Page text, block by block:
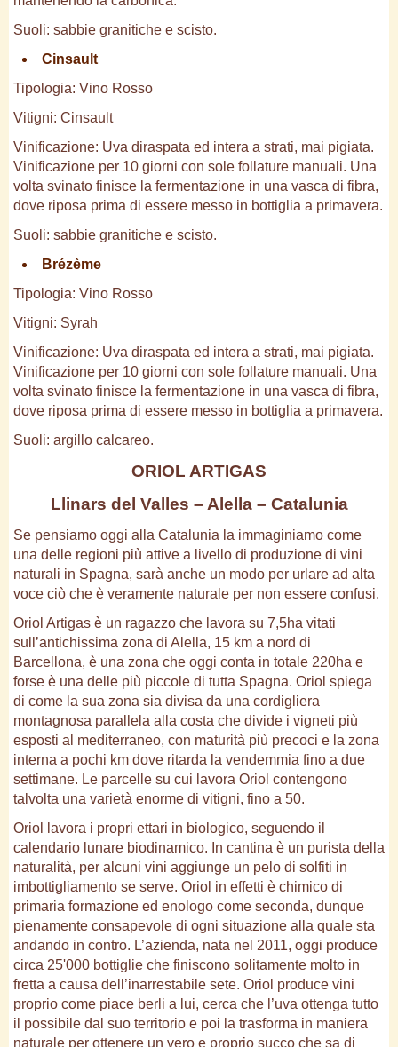
Suoli: sabbie granitiche e scisto.
Cinsault
Tipologia: Vino Rosso
Vitigni: Cinsault
Vinificazione: Uva diraspata ed intera a strati, mai pigiata.
Vinificazione per 10 giorni con sole follature manuali. Una
volta svinato finisce la fermentazione in una vasca di fibra,
dove riposa prima di essere messo in bottiglia a primavera.
Suoli: sabbie granitiche e scisto.
Brézème
Tipologia: Vino Rosso
Vitigni: Syrah
Vinificazione: Uva diraspata ed intera a strati, mai pigiata.
Vinificazione per 10 giorni con sole follature manuali. Una
volta svinato finisce la fermentazione in una vasca di fibra,
dove riposa prima di essere messo in bottiglia a primavera.
Suoli: argillo calcareo.
ORIOL ARTIGAS
Llinars del Valles – Alella – Catalunia
Se pensiamo oggi alla Catalunia la immaginiamo come
una delle regioni più attive a livello di produzione di vini
naturali in Spagna, sarà anche un modo per urlare ad alta
voce ciò che è veramente naturale per non essere confusi.
Oriol Artigas è un ragazzo che lavora su 7,5ha vitati
sull’antichissima zona di Alella, 15 km a nord di
Barcellona, è una zona che oggi conta in totale 220ha e
forse è una delle più piccole di tutta Spagna. Oriol spiega
di come la sua zona sia divisa da una cordigliera
montagnosa parallela alla costa che divide i vigneti più
esposti al mediterraneo, con maturità più precoci e la zona
interna a pochi km dove ritarda la vendemmia fino a due
settimane. Le parcelle su cui lavora Oriol contengono
talvolta una varietà enorme di vitigni, fino a 50.
Oriol lavora i propri ettari in biologico, seguendo il
calendario lunare biodinamico. In cantina è un purista della
naturalità, per alcuni vini aggiunge un pelo di solfiti in
imbottigliamento se serve. Oriol in effetti è chimico di
primaria formazione ed enologo come seconda, dunque
pienamente consapevole di ogni situazione alla quale sta
andando in contro. L’azienda, nata nel 2011, oggi produce
circa 25'000 bottiglie che finiscono solitamente molto in
fretta a causa dell’inarrestabile sete. Oriol produce vini
proprio come piace berli a lui, cerca che l’uva ottenga tutto
il possibile dal suo territorio e poi la trasforma in maniera
naturale per ottenere un vero e proprio succo che sa di